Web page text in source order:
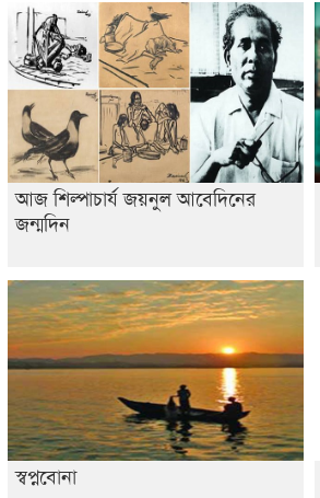
আজ শিল্পাচার্য জয়নুল আবেদিনের
জন্মদিন
স্বপ্নবোনা